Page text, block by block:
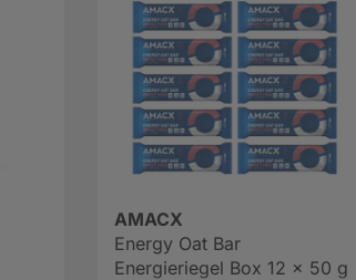
AMACX
Energy Oat Bar
Energieriegel Box 12 x 50 g